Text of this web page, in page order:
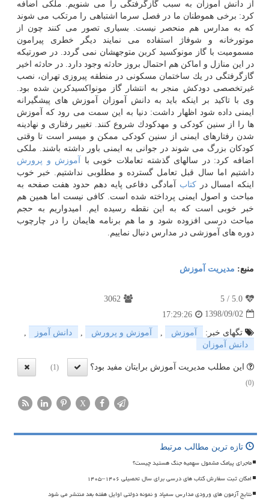
از دانش آموزان به سبب گازگرفتگی را می شنویم. ملكی اضافه
كرد: برخی هموطنان ما در فصل سرما اشتباهی را مرتكب می شوند
كه به مدارس هم منحصر نیست. بسیاری تصور می كنند چون از
موتورخانه و شوفاژ استفاده می نمایند دیگر خطری پیرامون
مسمومیت با گاز مونوكسید كربن متوجهشان نمی گردد. در صورتیكه
در این منازل و اماكن هم احتمال بروز حادثه وجود دارد. در حادثه اخیر
گازگرفتگی در یك ساختمان مسكونی در منطقه پیروزی تهران، نصب
غیرتخصصی دودكش منجر به انتشار گاز مونواكسیدكربن شده بود.
وی با تاكید بر اینكه باید به دانش آموزان آموزش های پیشگیرانه
ایمنی داده شود اظهار داشت: دنیا به این سمت می رود كه آموزش
ها را از سنین كودكی و مهدكودك شروع كنند. تغییر رفتاری و نهادینه
شدن رفتارهای ایمنی از سنین كودكی ممكن و میسر است تا وقتی
كودكان بزرگ می شوند در جوانی به ایمنی باور داشته باشند. ملكی
اضافه كرد: در سالهای گذشته تعاملات خوبی با
آموزش و پرورش
داشتیم اما سال قبل تعامل گسترده و مطلوبی نداشتیم. خبر خوب
اینكه امسال دركتاب آمادگی دفاعی پایه دهم حدود هفت صفحه به
مباحث و اصول ایمنی پرداخته شده است. كافی نیست اما همین هم
خبر خوبی است كه به این نقطه رسیده ایم. امیدواریم به حجم
مباحث درسی افزوده شود و ما هم برنامه هایمان را در چارچوب
دوره های آموزشی در مدارس دنبال نماییم.
منبع: مدیریت آموزش
5.0
/
5
3062
1398/09/02
17:29:26
تگهای خبر:
آموزش , آموزش و پرورش , دانش آموز
,
دانش آموزان
این مطلب مدیریت آموزش برایتان مفید بود؟
(1)
(0)
X
تازه ترین مطالب مرتبط
ماجرای پیامک مشمول سهمیه جنگ هستید چیست؟
امکان ثبت سفارش کتاب های درسی برای سال تحصیلی ۱۴۰۶–۱۴۰۵
نتایج آزمون های ورودی مدارس سمپاد و نمونه دولتی اوایل هفته بعد منتشر می شود